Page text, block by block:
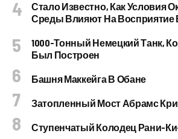
Стало Известно, Как Условия
Среды Влияют На Восприятие
1000-Тонный Немецкий Танк,
Был Построен
Башня Маккейга В Обане
Затопленный Мост Абрамс
Ступенчатый Колодец Рани-